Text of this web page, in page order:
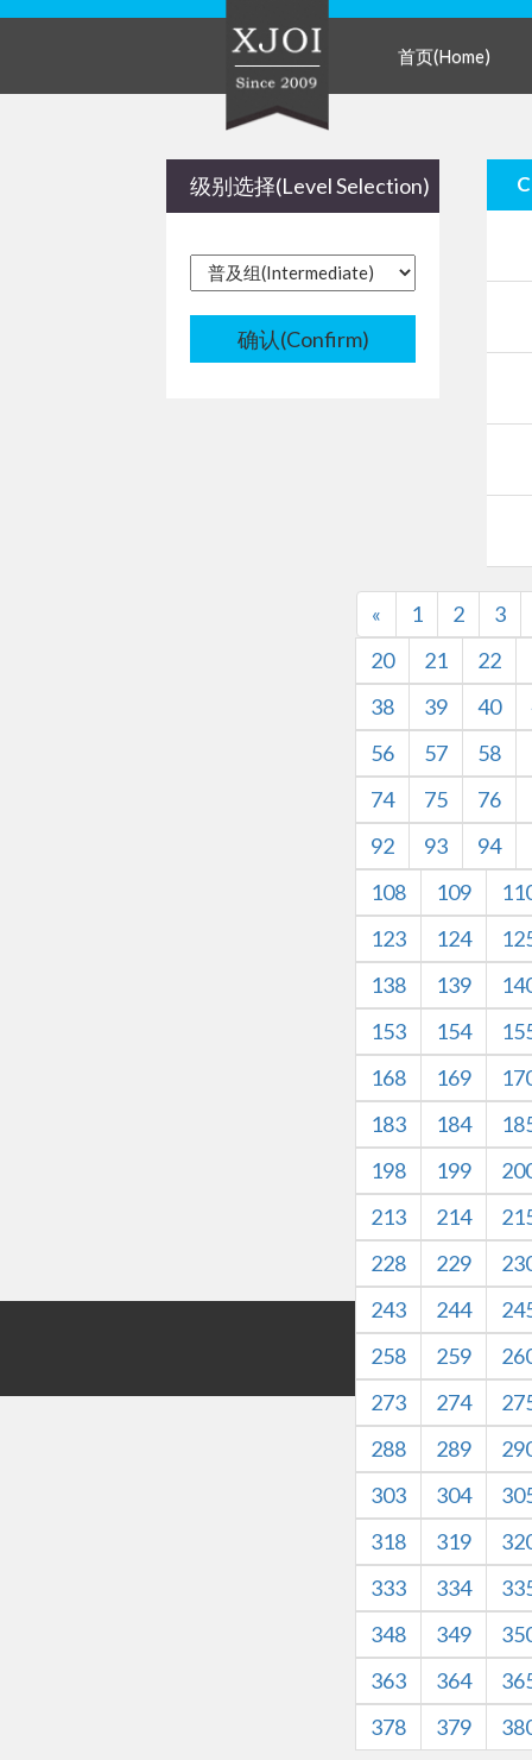
首页(Home)
级别选择(Level Selection)
确认(Confirm)
« 1 2
3
20
21 22
38
39 40
56
57 58
74
75 76
92
93 94
108
109
123
124
138
139
153
154
168
169
183
184
198
199
213
214
228
229
243
244
258
259
273
274
288
289
303
304
318
319
333
334
348
349
363
364
378
379
版权所有
本网站内容仅